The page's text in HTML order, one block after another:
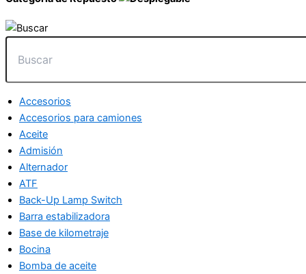
Accesorios
Accesorios para camiones
Aceite
Admisión
Alternador
ATF
Back-Up Lamp Switch
Barra estabilizadora
Base de kilometraje
Bocina
Bomba de aceite